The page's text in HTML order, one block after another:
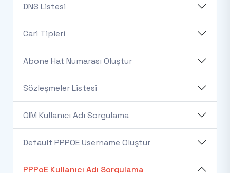
DNS Listesi
Cari Tipleri
Abone Hat Numarası Oluştur
Sözleşmeler Listesi
OIM Kullanıcı Adı Sorgulama
Default PPPOE Username Oluştur
PPPoE Kullanıcı Adı Sorgulama